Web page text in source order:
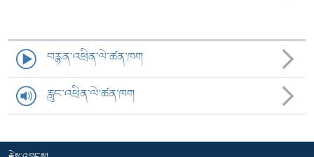
བརྙན་འཕྲིན་ལེ་ཚན་ཁག
རླུང་འཕྲིན་ལེ་ཚན་ཁག